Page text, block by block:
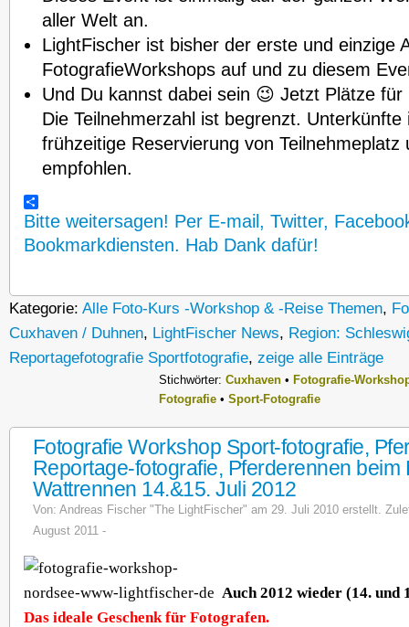
aller Welt an.
LightFischer ist bisher der erste und einzige
FotografieWorkshops auf und zu diesem
Und Du kannst dabei sein 😉 Jetzt Plätze
Die Teilnehmerzahl ist begrenzt.
frühzeitige Reservierung von Teilnehmeplatz
empfohlen.
Bitte weitersagen! Per E-mail, Twitter,
Bookmarkdiensten. Hab Dank dafür!
Kategorie: Alle Foto-Kurs -Workshop & -Reise Themen,
Cuxhaven / Duhnen, LightFischer News, Region:
Reportagefotografie Sportfotografie, zeige alle Einträge
Stichwörter: Cuxhaven • Fotografie-
Fotografie • Sport-Fotografie
Fotografie Workshop Sport-fotografie,
Reportage-fotografie, Pferderennen beim
Wattrennen 14.&15. Juli 2012
Von: Andreas Fischer "The LightFischer" am 29. Juli 2010 erstellt.
August 2011 -
Auch 2012 wieder (14. und
Das ideale Geschenk für Fotografen.